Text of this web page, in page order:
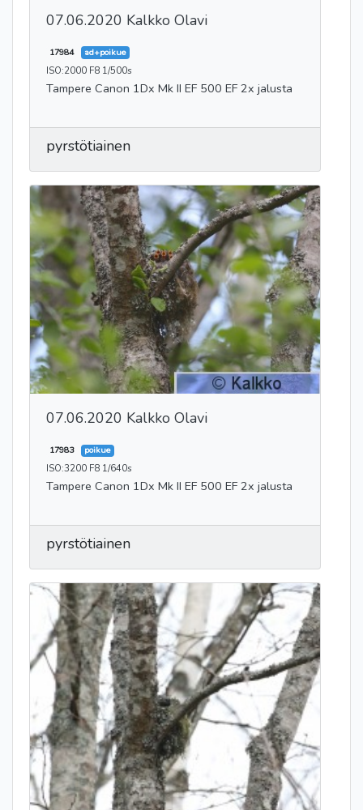
07.06.2020 Kalkko Olavi
17984 ad+poikue
ISO:2000 F8 1/500s
Tampere Canon 1Dx Mk II EF 500 EF 2x jalusta
pyrstötiainen
07.06.2020 Kalkko Olavi
17983 poikue
ISO:3200 F8 1/640s
Tampere Canon 1Dx Mk II EF 500 EF 2x jalusta
pyrstötiainen